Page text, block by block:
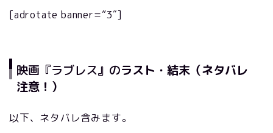
[adrotate banner=”3″]
映画『ラブレス』のラスト・結末（ネタバレ
注意！）
以下、ネタバレ含みます。